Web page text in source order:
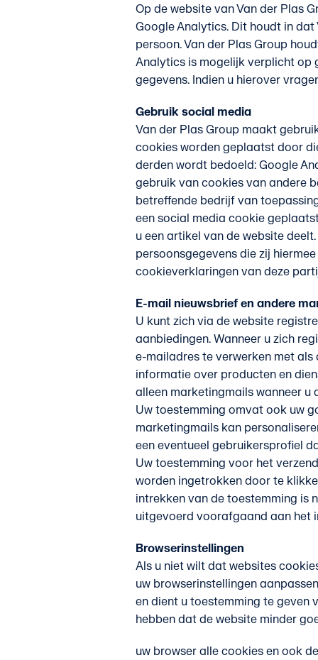
Op de website van Van der Plas
Google Analytics. Dit houdt in
persoon. Van der Plas Group
Analytics is mogelijk verplicht op
gegevens. Indien u hierover
Gebruik social media
Van der Plas Group maakt
cookies worden geplaatst door
derden wordt bedoeld: Google
gebruik van cookies van andere
betreffende bedrijf van
een social media cookie
u een artikel van de website
persoonsgegevens die zij
cookieverklaringen van deze
E-mail nieuwsbrief en andere
U kunt zich via de website
aanbiedingen. Wanneer u zich
e-mailadres te verwerken met
informatie over producten en
alleen marketingmails wanneer
Uw toestemming omvat ook uw
marketingmails kan
een eventueel gebruikersprofiel
Uw toestemming voor het
worden ingetrokken door te
intrekken van de toestemming is
uitgevoerd voorafgaand aan het
Browserinstellingen
Als u niet wilt dat websites
uw browserinstellingen
en dient u toestemming te
hebben dat de website minder
uw browser alle cookies en ook